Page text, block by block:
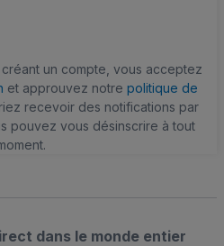
un compte, vous acceptez
et approuvez notre politique de
recevoir des notifications par
pouvez vous désinscrire à tout
dans le monde entier